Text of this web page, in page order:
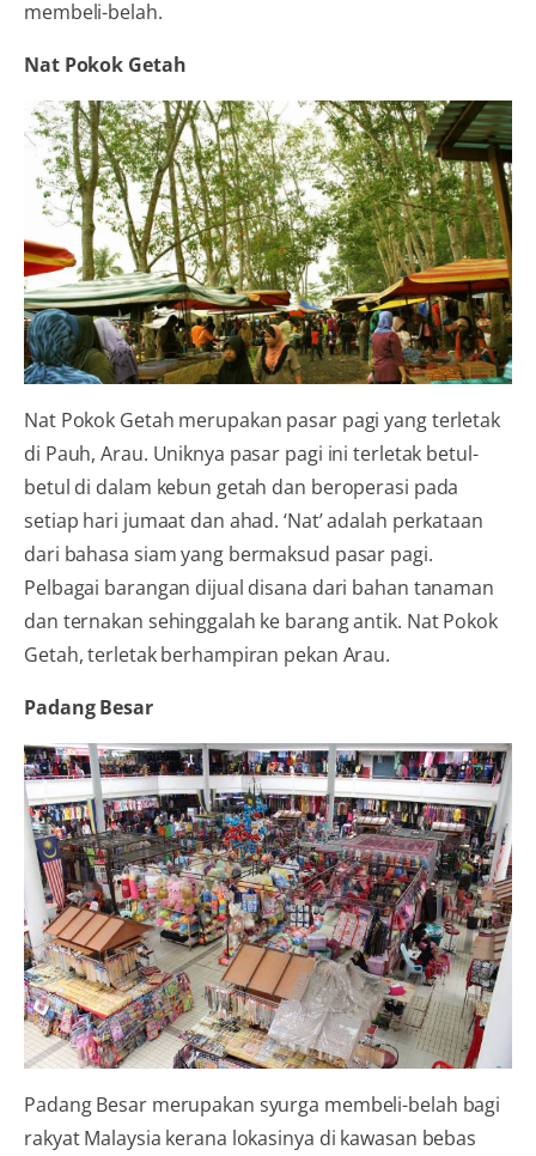
membeli-belah.
Nat Pokok Getah
Nat Pokok Getah merupakan pasar pagi yang terletak
di Pauh, Arau. Uniknya pasar pagi ini terletak betul-
betul di dalam kebun getah dan beroperasi pada
setiap hari jumaat dan ahad. ‘Nat’ adalah perkataan
dari bahasa siam yang bermaksud pasar pagi.
Pelbagai barangan dijual disana dari bahan tanaman
dan ternakan sehinggalah ke barang antik. Nat Pokok
Getah, terletak berhampiran pekan Arau.
Padang Besar
Padang Besar merupakan syurga membeli-belah bagi
rakyat Malaysia kerana lokasinya di kawasan bebas